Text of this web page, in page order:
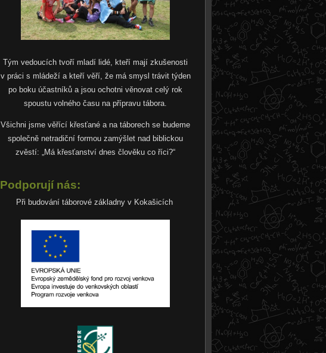
Tým vedoucích tvoří mladí lidé, kteří mají zkušenosti
v práci s mládeží a kteří věří, že má smysl trávit týden
po boku účastníků a jsou ochotni věnovat celý rok
spoustu volného času na přípravu tábora.
Všichni jsme věřící křesťané a na táborech se budeme
společně netradiční formou zamýšlet nad biblickou
zvěstí: „Má křesťanství dnes člověku co říci?“
Podporují nás:
Při budování táborové základny v Kokašicích